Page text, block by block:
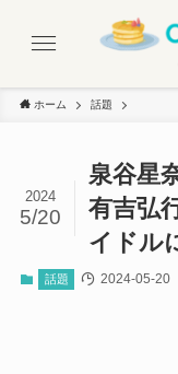
ホーム 話題
泉谷星
有吉弘
イドル
2024
5/20
話題 2024-05-20